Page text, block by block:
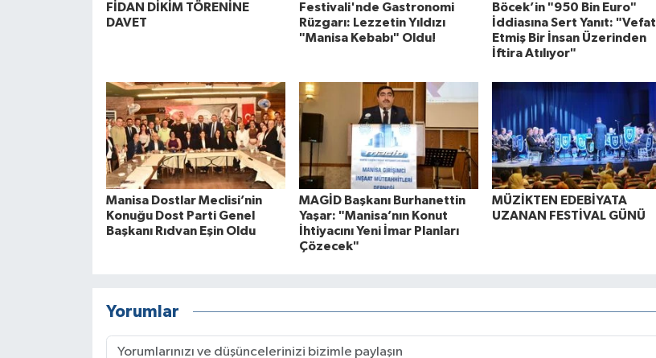
FİDAN DİKİM TÖRENİNE
DAVET
Festivali'nde Gastronomi
Rüzgarı: Lezzetin Yıldızı
"Manisa Kebabı" Oldu!
Böcek’in "950 Bin Euro"
İddiasına Sert Yanıt: "Vefat
Etmiş Bir İnsan Üzerinden
İftira Atılıyor"
Manisa Dostlar Meclisi’nin
Konuğu Dost Parti Genel
Başkanı Rıdvan Eşin Oldu
MAGİD Başkanı Burhanettin
Yaşar: "Manisa’nın Konut
İhtiyacını Yeni İmar Planları
Çözecek"
MÜZİKTEN EDEBİYATA
UZANAN FESTİVAL GÜNÜ
Yorumlar